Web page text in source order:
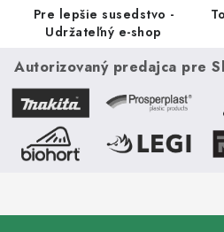
s
Pre lepšie susedstvo -
Udržateľný e-shop
Autorizovaný predajca pre